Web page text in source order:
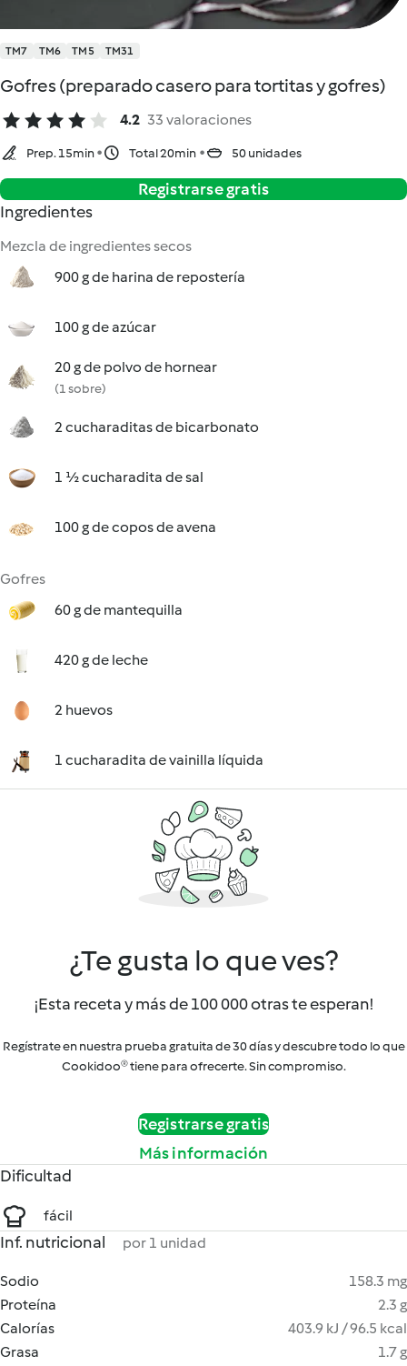
TM7 TM6 TM5 TM31
Gofres (preparado casero para tortitas y gofres)
4.2 33 valoraciones
Prep. 15min Total 20min 50 unidades
Registrarse gratis
Ingredientes
Mezcla de ingredientes secos
900 g de harina de repostería
100 g de azúcar
20 g de polvo de hornear
(1 sobre)
2 cucharaditas de bicarbonato
1 ½ cucharadita de sal
100 g de copos de avena
Gofres
60 g de mantequilla
420 g de leche
2 huevos
1 cucharadita de vainilla líquida
¿Te gusta lo que ves?
¡Esta receta y más de 100 000 otras te esperan!
Regístrate en nuestra prueba gratuita de 30 días y descubre todo lo que
Cookidoo® tiene para ofrecerte. Sin compromiso.
Registrarse gratis
Más información
Dificultad
fácil
Inf. nutricional por 1 unidad
Sodio
158.3 mg
Proteína
2.3 g
Calorías
403.9 kJ / 96.5 kcal
Grasa
1.7 g